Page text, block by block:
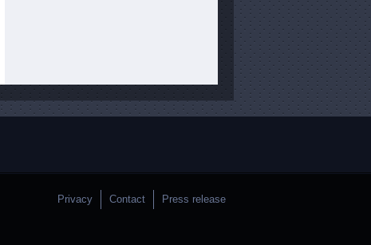
Privacy Contact Press release